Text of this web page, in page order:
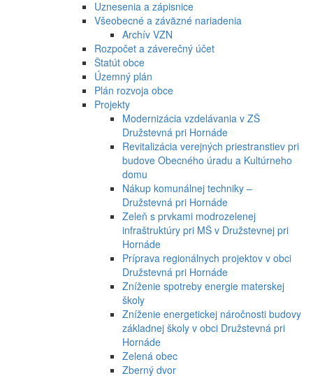
Uznesenia a zápisnice
Všeobecné a záväzné nariadenia
Archív VZN
Rozpočet a záverečný účet
Štatút obce
Územný plán
Plán rozvoja obce
Projekty
Modernizácia vzdelávania v ZŠ
Družstevná pri Hornáde
Revitalizácia verejných priestranstiev pri
budove Obecného úradu a Kultúrneho
domu
Nákup komunálnej techniky –
Družstevná pri Hornáde
Zeleň s prvkami modrozelenej
infraštruktúry pri MŠ v Družstevnej pri
Hornáde
Príprava regionálnych projektov v obci
Družstevná pri Hornáde
Zníženie spotreby energie materskej
školy
Zníženie energetickej náročnosti budovy
základnej školy v obci Družstevná pri
Hornáde
Zelená obec
Zberný dvor